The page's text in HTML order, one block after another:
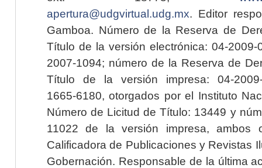
apertura@udgvirtual.udg.mx. Editor
Gamboa. Número de la Reserva de
Título de la versión electrónica: 04-2009-
2007-1094; número de la Reserva de
Título de la versión impresa: 04-2009-
1665-6180, otorgados por el Instituto
Número de Licitud de Título: 13449 y
11022 de la versión impresa, ambos
Calificadora de Publicaciones y Revistas
Gobernación. Responsable de la última